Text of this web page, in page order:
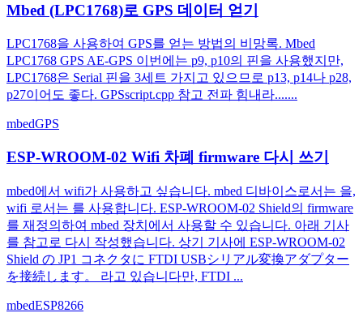
Mbed (LPC1768)로 GPS 데이터 얻기
LPC1768을 사용하여 GPS를 얻는 방법의 비망록. Mbed
LPC1768 GPS AE-GPS 이번에는 p9, p10의 핀을 사용했지만,
LPC1768은 Serial 핀을 3세트 가지고 있으므로 p13, p14나 p28,
p27이어도 좋다. GPSscript.cpp 참고 전파 힘내라.......
mbedGPS
ESP-WROOM-02 Wifi 차폐 firmware 다시 쓰기
mbed에서 wifi가 사용하고 싶습니다. mbed 디바이스로서는 을,
wifi 로서는 를 사용합니다. ESP-WROOM-02 Shield의 firmware
를 재정의하여 mbed 장치에서 사용할 수 있습니다. 아래 기사
를 참고로 다시 작성했습니다. 상기 기사에 ESP-WROOM-02
Shield の JP1 コネクタに FTDI USBシリアル変換アダプター
を接続します。 라고 있습니다만, FTDI ...
mbedESP8266